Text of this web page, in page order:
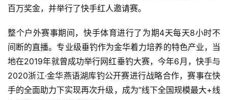
百万奖金，并举行了快手红人邀请赛。
整个户外赛事期间，快手体育进行了为期4天每天8小时不
间断的直播。专业级垂钓作为金华着力培养的特色产业，当
地在2019年就曾成功举行网红垂钓大赛，今年6月，快手与
2020浙江·金华燕语湖库钓公开赛进行战略合作，赛事在快
手的全面助力下实现再次升级，成为“线下全国规模最大+线